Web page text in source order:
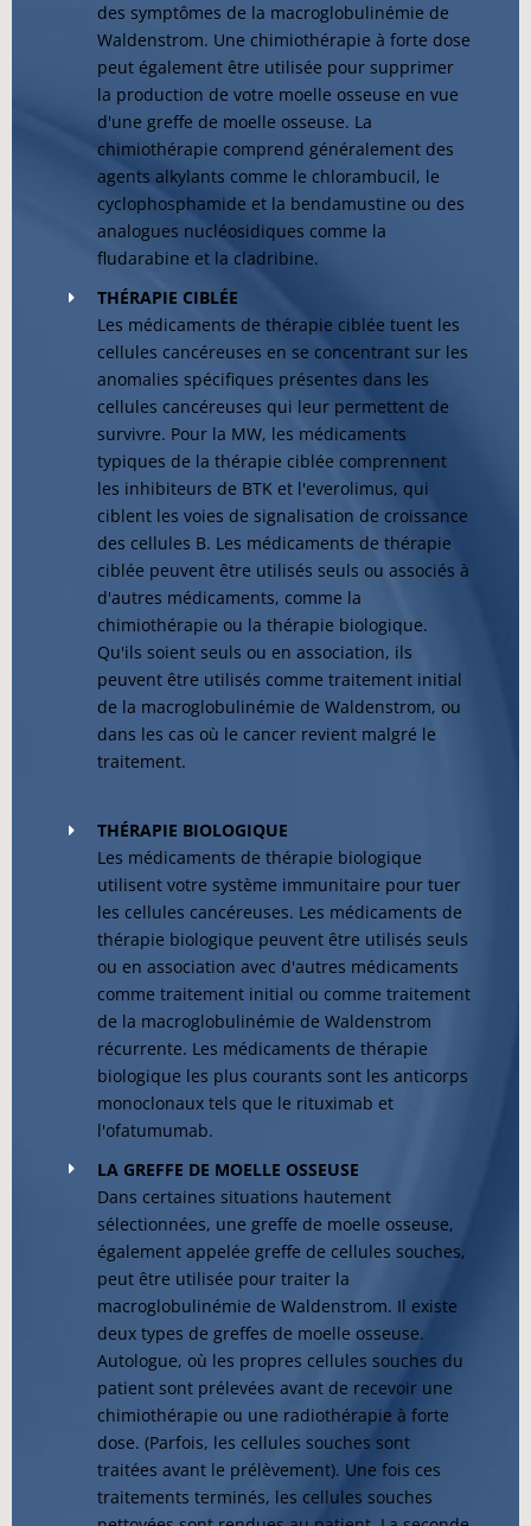
des symptômes de la macroglobulinémie de
Waldenstrom. Une chimiothérapie à forte dose
peut également être utilisée pour supprimer
la production de votre moelle osseuse en vue
d'une greffe de moelle osseuse. La
chimiothérapie comprend généralement des
agents alkylants comme le chlorambucil, le
cyclophosphamide et la bendamustine ou des
analogues nucléosidiques comme la
fludarabine et la cladribine.
THÉRAPIE CIBLÉE
Les médicaments de thérapie ciblée tuent les
cellules cancéreuses en se concentrant sur les
anomalies spécifiques présentes dans les
cellules cancéreuses qui leur permettent de
survivre. Pour la MW, les médicaments
typiques de la thérapie ciblée comprennent
les inhibiteurs de BTK et l'everolimus, qui
ciblent les voies de signalisation de croissance
des cellules B. Les médicaments de thérapie
ciblée peuvent être utilisés seuls ou associés à
d'autres médicaments, comme la
chimiothérapie ou la thérapie biologique.
Qu'ils soient seuls ou en association, ils
peuvent être utilisés comme traitement initial
de la macroglobulinémie de Waldenstrom, ou
dans les cas où le cancer revient malgré le
traitement.
THÉRAPIE BIOLOGIQUE
Les médicaments de thérapie biologique
utilisent votre système immunitaire pour tuer
les cellules cancéreuses. Les médicaments de
thérapie biologique peuvent être utilisés seuls
ou en association avec d'autres médicaments
comme traitement initial ou comme traitement
de la macroglobulinémie de Waldenstrom
récurrente. Les médicaments de thérapie
biologique les plus courants sont les anticorps
monoclonaux tels que le rituximab et
l'ofatumumab.
LA GREFFE DE MOELLE OSSEUSE
Dans certaines situations hautement
sélectionnées, une greffe de moelle osseuse,
également appelée greffe de cellules souches,
peut être utilisée pour traiter la
macroglobulinémie de Waldenstrom. Il existe
deux types de greffes de moelle osseuse.
Autologue, où les propres cellules souches du
patient sont prélevées avant de recevoir une
chimiothérapie ou une radiothérapie à forte
dose. (Parfois, les cellules souches sont
traitées avant le prélèvement). Une fois ces
traitements terminés, les cellules souches